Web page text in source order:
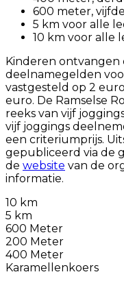
600 meter,
5 km voor alle
10 km voor alle
Kinderen ontvangen
deelnamegelden
vastgesteld op 2
euro. De Ramselse
reeks van vijf
vijf joggings
een criteriumprijs.
gepubliceerd via de
de website van de
informatie.
10 km
5 km
600 Meter
200 Meter
400 Meter
Karamellenkoers